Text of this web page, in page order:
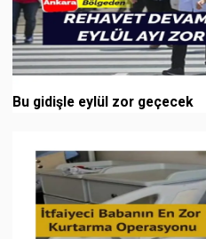
Bu gidişle eylül zor geçecek